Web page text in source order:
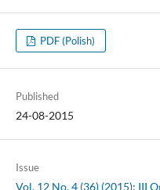
PDF (Polish)
Published
24-08-2015
Issue
Vol. 12 No. 4 (36) (2015): III